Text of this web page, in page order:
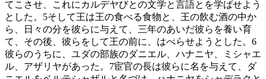
てこさせ、これにカルデヤびとの文学と言語とを学ばせよう
とした。 5そして王は王の食べる食物と、王の飲む酒の中か
ら、日々の分を彼らに与えて、三年のあいだ彼らを養い育
て、その後、彼らをして王の前に、はべらせようとした。 6
彼らのうちに、ユダの部族のダニエル、ハナニヤ、ミシャエ
ル、アザリヤがあった。 7宦官の長は彼らに名を与えて、ダ